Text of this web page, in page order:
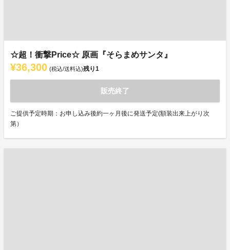
☆超！衝撃Price☆ 原画『そらまめサンタ』
¥36,300 (税込/送料込)残り1
販売終了
ご提供予定時期：お申し込み後約一ヶ月後に発送予定(額装出来上がり次
第）